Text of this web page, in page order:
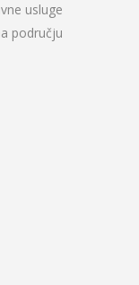
usluge
području